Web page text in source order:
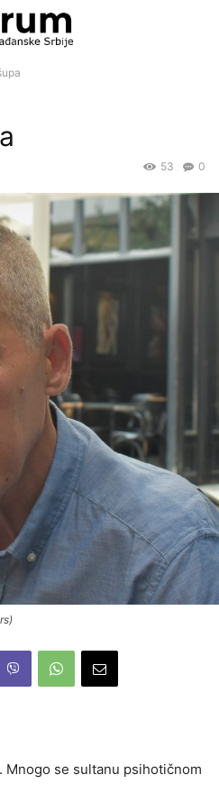
0
53
Mnogo se sultanu psihotičnom